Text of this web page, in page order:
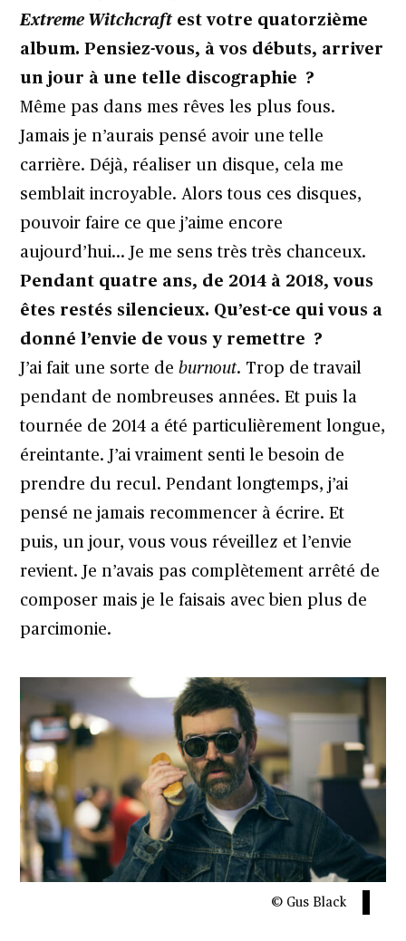
Extreme Witchcraftest votre quatorzième
album. Pensiez-vous, à vos débuts, arriver
un jour à une telle discographie ?
Même pas dans mes rêves les plus fous.
Jamais je n’aurais pensé avoir une telle
carrière. Déjà, réaliser un disque, cela me
semblait incroyable. Alors tous ces disques,
pouvoir faire ce que j’aime encore
aujourd’hui… Je me sens très très chanceux.
Pendant quatre ans, de 2014 à 2018, vous
êtes restés silencieux. Qu’est-ce qui vous a
donné l’envie de vous y remettre ?
J’ai fait une sorte deburnout. Trop de travail
pendant de nombreuses années. Et puis la
tournée de 2014 a été particulièrement longue,
éreintante. J’ai vraiment senti le besoin de
prendre du recul. Pendant longtemps, j’ai
pensé ne jamais recommencer à écrire. Et
puis, un jour, vous vous réveillez et l’envie
revient. Je n’avais pas complètement arrêté de
composer mais je le faisais avec bien plus de
parcimonie.
© Gus Black